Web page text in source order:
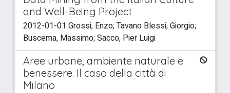
and Well-Being Project
2012-01-01 Grossi, Enzo; Tavano Blessi, Giorgio;
Buscema, Massimo; Sacco, Pier Luigi
Aree urbane, ambiente naturale e
benessere. Il caso della città di
Milano